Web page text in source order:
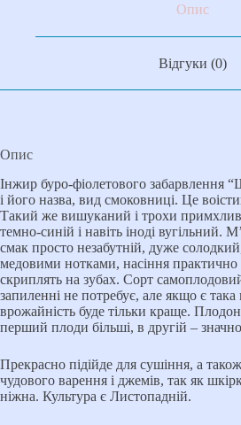
Опис
Відгуки (0)
Опис
Інжир буро-фіолетового забарвлення
і його назва, вид смоковниці. Це
Такий же вишуканий і трохи
темно-синій і навіть іноді вугільний.
смак просто незабутній, дуже
медовими нотками, насіння практично
скриплять на зубах. Сорт
запиленні не потребує, але якщо є
врожайність буде тільки краще.
перший плоди більші, в другій –
Прекрасно підійде для сушіння, а
чудового варення і джемів, так як
ніжна. Культура є Листопадній.